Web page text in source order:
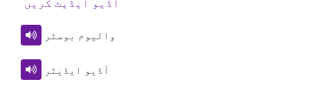
آڈیو ایڈیٹ کریں
والیوم بوسٹر
آڈیو ایڈیٹر